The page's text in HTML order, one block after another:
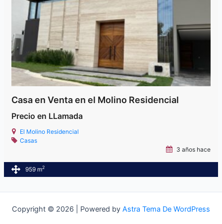
Casa en Venta en el Molino Residencial
Precio en LLamada
El Molino Residencial
Casas
3 años hace
959 m2
Copyright © 2026 | Powered by Astra Tema De WordPress